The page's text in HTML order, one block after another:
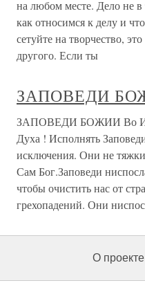
на любом месте. Дело не
как относимся к делу и
сетуйте на творчество,
другого. Если ты
ЗАПОВЕДИ
ЗАПОВЕДИ БОЖИИ Во
Духа ! Исполнять
исключения. Они не
Сам Бог.Заповеди
чтобы очистить нас от
грехопадений. Они
О проекте